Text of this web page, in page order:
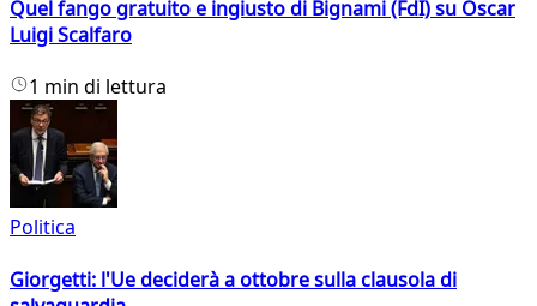
Quel fango gratuito e ingiusto di Bignami (FdI) su Oscar
Luigi Scalfaro
1 min di lettura
Politica
Giorgetti: l'Ue deciderà a ottobre sulla clausola di